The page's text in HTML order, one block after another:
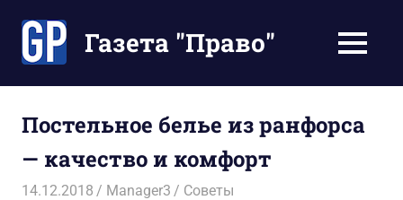
содержимомуГазета "Право"
Ваше
время
МЕНЮ
Постельное белье из ранфорса
— качество и комфорт
14.12.2018 Manager3 Советы